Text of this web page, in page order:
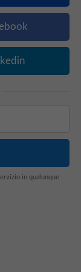
in qualunque